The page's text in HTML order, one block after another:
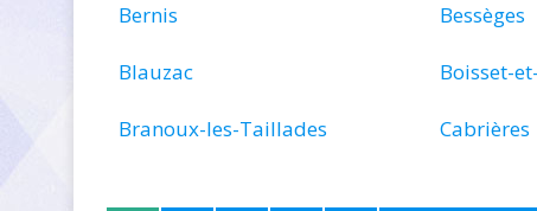
Bernis Bessèges
Blauzac Boisset-
Branoux-les-Taillades Cabrières